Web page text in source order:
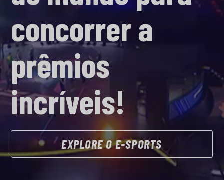
concorrer a
prêmios
incríveis!
EXPLORE O E-SPORTS